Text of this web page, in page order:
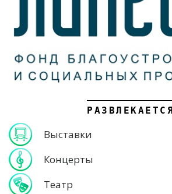
РАЗВЛЕКАЕТСЯ
Выставки
Концерты
Театр